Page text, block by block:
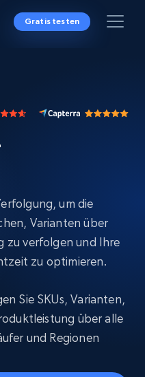
Gratis testen
um die
Varianten über
zu verfolgen und Ihre
zu optimieren.
Sie SKUs, Varianten,
über alle
und Regionen